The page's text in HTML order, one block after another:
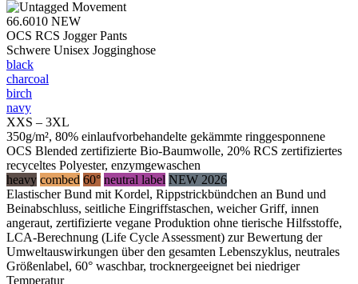
66.6010 NEW
OCS RCS Jogger Pants
Schwere Unisex Jogginghose
black
charcoal
birch
navy
XXS – 3XL
350g/m², 80% einlaufvorbehandelte gekämmte ringgesponnene
OCS Blended zertifizierte Bio-Baumwolle, 20% RCS zertifiziertes
recyceltes Polyester, enzymgewaschen
heavy combed 60° neutral label NEW 2026
Elastischer Bund mit Kordel, Rippstrickbündchen an Bund und
Beinabschluss, seitliche Eingriffstaschen, weicher Griff, innen
angeraut, zertifizierte vegane Produktion ohne tierische Hilfsstoffe,
LCA-Berechnung (Life Cycle Assessment) zur Bewertung der
Umweltauswirkungen über den gesamten Lebenszyklus, neutrales
Größenlabel, 60° waschbar, trocknergeeignet bei niedriger
Temperatur